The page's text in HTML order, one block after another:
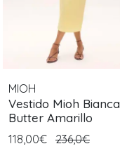
MIOH
Vestido Mioh Bianca
Butter Amarillo
118,00€ 236,0€